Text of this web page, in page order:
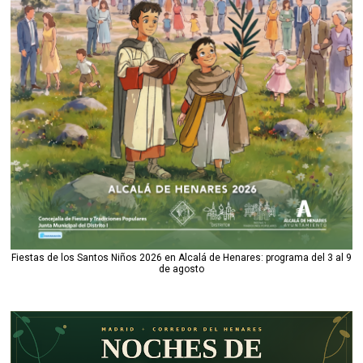
Fiestas de los Santos Niños 2026 en Alcalá de Henares: programa del 3 al 9
de agosto